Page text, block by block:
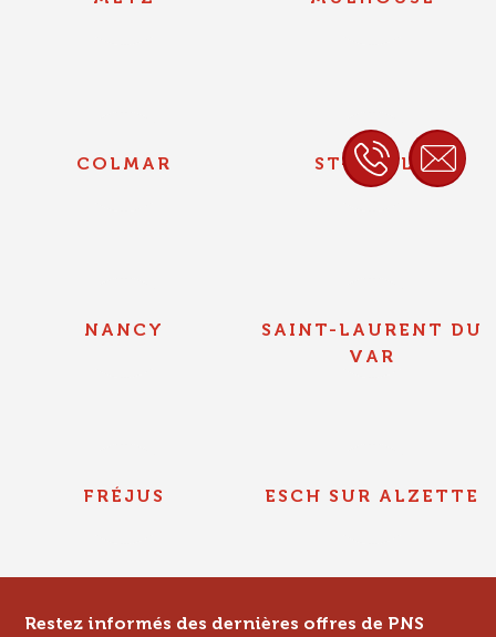
COLMAR ST-AVOLD
NANCY
SAINT-LAURENT DU
VAR
FRÉJUS ESCH SUR ALZETTE
Restez informés des dernières offres de PNS